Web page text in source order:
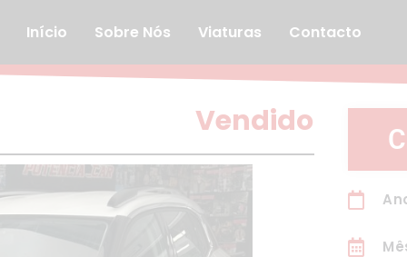
Início Sobre Nós Viaturas Contacto
Vendido